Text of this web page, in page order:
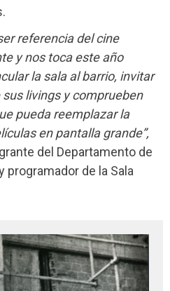
referencia del cine
y nos toca este año
la sala al barrio, invitar
livings y comprueben
pueda reemplazar la
en pantalla grande”,
del Departamento de
programador de la Sala